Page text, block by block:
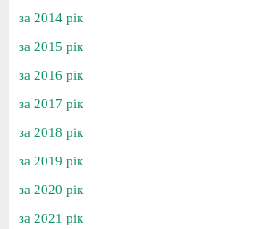
за 2014 рік
за 2015 рік
за 2016 рік
за 2017 рік
за 2018 рік
за 2019 рік
за 2020 рік
за 2021 рік